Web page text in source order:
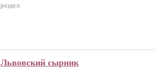
раздел:
Львовский сырник